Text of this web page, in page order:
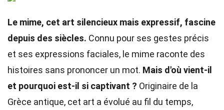
Le mime, cet art silencieux mais expressif, fascine
depuis des siècles. Connu pour ses gestes précis
et ses expressions faciales, le mime raconte des
histoires sans prononcer un mot. Mais d'où vient-il
et pourquoi est-il si captivant ? Originaire de la
Grèce antique, cet art a évolué au fil du temps,